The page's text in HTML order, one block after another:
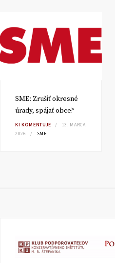
SME: Zrušiť okresné
úrady, spájať obce?
KI KOMENTUJE
13. MARCA
2026
SME